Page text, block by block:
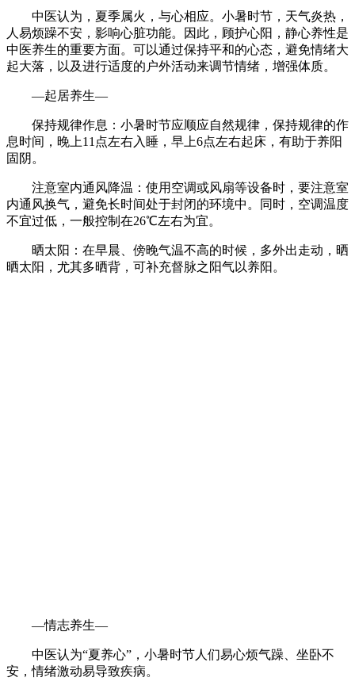
中医认为，夏季属火，与心相应。小暑时节，天气炎热，
人易烦躁不安，影响心脏功能。因此，顾护心阳，静心养性是
中医养生的重要方面。可以通过保持平和的心态，避免情绪大
起大落，以及进行适度的户外活动来调节情绪，增强体质。
—起居养生—
保持规律作息：小暑时节应顺应自然规律，保持规律的作
息时间，晚上11点左右入睡，早上6点左右起床，有助于养阳
固阴。
注意室内通风降温：使用空调或风扇等设备时，要注意室
内通风换气，避免长时间处于封闭的环境中。同时，空调温度
不宜过低，一般控制在26℃左右为宜。
晒太阳：在早晨、傍晚气温不高的时候，多外出走动，晒
晒太阳，尤其多晒背，可补充督脉之阳气以养阳。
—情志养生—
中医认为“夏养心”，小暑时节人们易心烦气躁、坐卧不
安，情绪激动易导致疾病。